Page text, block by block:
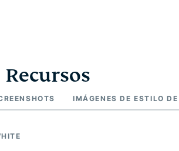
Recursos
IMÁGENES DE ESTILO